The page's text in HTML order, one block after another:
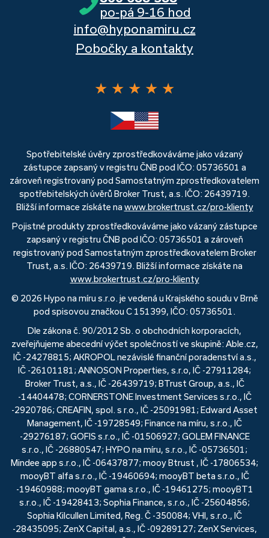
po-pá 9-16 hod
info@hyponamiru.cz
Pobočky a kontakty
★ ★ ★ ★ ★
Spotřebitelské úvěry zprostředkováváme jako vázaný
zástupce zapsaný v registru ČNB pod IČO: 05736501 a
zároveň registrovaný pod Samostatným zprostředkovatelem
spotřebitelských úvěrů Broker Trust, a.s. IČO: 26439719.
Bližší informace získáte na www.brokertrust.cz/pro-klienty
Pojistné produkty zprostředkováváme jako vázaný zástupce
zapsaný v registru ČNB pod IČO: 05736501 a zároveň
registrovaný pod Samostatným zprostředkovatelem Broker
Trust, a.s. IČO: 26439719. Bližší informace získáte na
www.brokertrust.cz/pro-klienty
© 2026 Hypo na míru s.r.o. je vedená u Krajského soudu v Brně
pod spisovou značkou C 151399, IČO: 05736501.
Dle zákona č. 90/2012 Sb. o obchodních korporacích,
zveřejňujeme abecední výčet společností ve skupině: Able.cz,
IČ -24278815; AKROPOL nezávislé finanční poradenství a.s.,
IČ -26101181; ANNOSON Properties, s.r.o, IČ -27911284;
Broker Trust, a.s., IČ -26439719; BTrust Group, a.s., IČ
-14404478; CORNERSTONE Investment Services s.r.o., IČ
-2920786; CREAFIN, spol. s r.o., IČ -25091981; Edward Asset
Management, IČ -19728549; Finance na míru, s.r.o., IČ
-29276187; GOFIS s.r.o., IČ -01506927; GOLEM FINANCE
s.r.o., IČ -26880547; HYPO na míru, s.r.o., IČ -05736501;
Mindee app s.r.o., IČ -06437877; mooy Btrust , IČ -17806534;
mooyBT alfa s.r.o., IČ -19460694; mooyBT beta s.r.o., IČ
-19460988; mooyBT gama s.r.o., IČ -19461275; mooyBT1
s.r.o., IČ -19428413; Sophia Finance, s.r.o., IČ -25604856;
Sophia Kilcullen Limited, Reg. Č -350084; VHI, s.r.o., IČ
-28435095; ZenX Capital, a.s., IČ -09289127; ZenX Services,